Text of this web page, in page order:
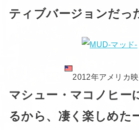
ティブバージョンだっ
2012年アメリカ
マシュー・マコノヒー
るから、凄く楽しめた